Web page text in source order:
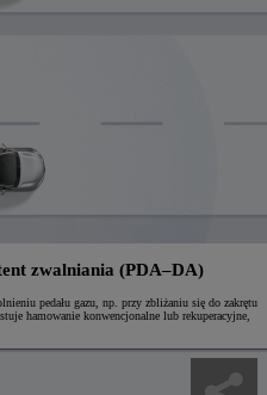
zwalniania (PDA–DA)
pedału gazu, np. przy zbliżaniu się do zakrętu
hamowanie konwencjonalne lub rekuperacyjne,